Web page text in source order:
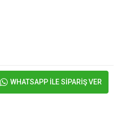
WHATSAPP İLE SİPARİŞ VER